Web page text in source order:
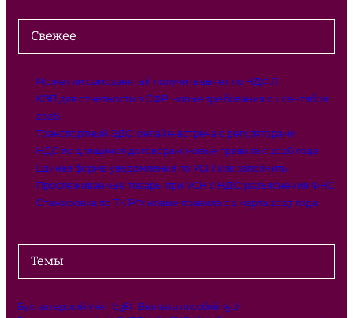
Свежее
Может ли самозанятый получить вычет по НДФЛ
КЭП для отчетности в СФР: новые требования с 1 сентября
2026
Транспортный ЭДО: онлайн-встреча с регуляторами
НДС по длящимся договорам: новые правила с 2026 года
Единая форма уведомления по УСН: как заполнить
Прослеживаемые товары при УСН с НДС: разъяснения ФНС
Стажировка по ТК РФ: новые правила с 1 марта 2027 года
Темы
Бухгалтерский учёт (138) Выплата пособий (50)